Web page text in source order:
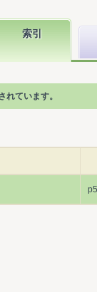
索引
ています。